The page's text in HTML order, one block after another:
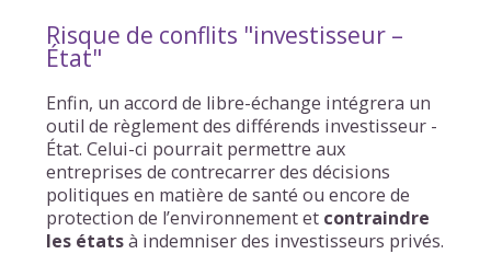
Risque de conflits "investisseur –
État"
Enfin, un accord de libre-échange intégrera un
outil de règlement des différends investisseur -
État. Celui-ci pourrait permettre aux
entreprises de contrecarrer des décisions
politiques en matière de santé ou encore de
protection de l’environnement et contraindre
les étatsà indemniser des investisseurs privés.